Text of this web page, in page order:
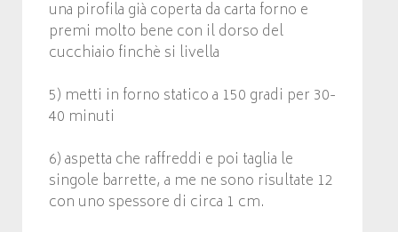
una pirofila già coperta da carta forno e
premi molto bene con il dorso del
cucchiaio finchè si livella
5) metti in forno statico a 150 gradi per 30-
40 minuti
6) aspetta che raffreddi e poi taglia le
singole barrette, a me ne sono risultate 12
con uno spessore di circa 1 cm.